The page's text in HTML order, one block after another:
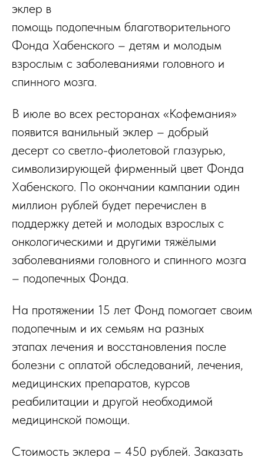
эклер в
помощь подопечным благотворительного
Фонда Хабенского – детям и молодым
взрослым с заболеваниями головного и
спинного мозга.
В июле во всех ресторанах «Кофемания»
появится ванильный эклер – добрый
десерт со светло-фиолетовой глазурью,
символизирующей фирменный цвет Фонда
Хабенского. По окончании кампании один
миллион рублей будет перечислен в
поддержку детей и молодых взрослых с
онкологическими и другими тяжёлыми
заболеваниями головного и спинного мозга
– подопечных Фонда.
На протяжении 15 лет Фонд помогает своим
подопечным и их семьям на разных
этапах лечения и восстановления после
болезни с оплатой обследований, лечения,
медицинских препаратов, курсов
реабилитации и другой необходимой
медицинской помощи.
Стоимость эклера – 450 рублей. Заказать